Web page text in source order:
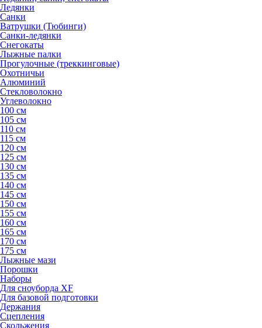
Ледянки
Санки
Ватрушки (Тюбинги)
Санки-ледянки
Снегокаты
Лыжные палки
Прогулочные (треккинговые)
Охотничьи
Алюминий
Стекловолокно
Углеволокно
100 см
105 см
110 см
115 см
120 см
125 см
130 см
135 см
140 см
145 см
150 см
155 см
160 см
165 см
170 см
175 см
Лыжные мази
Порошки
Наборы
Для сноуборда XF
Для базовой подготовки
Держания
Сцепления
Скольжения